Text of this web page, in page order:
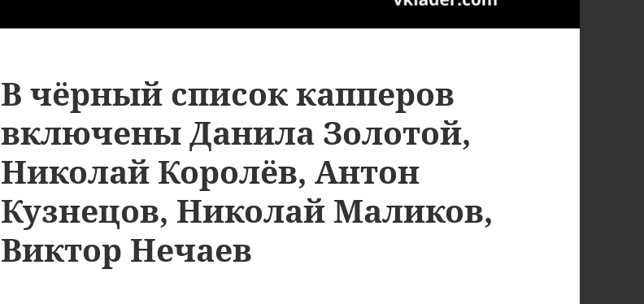
В чёрный список капперов
включены Данила Золотой,
Николай Королёв, Антон
Кузнецов, Николай Маликов,
Виктор Нечаев